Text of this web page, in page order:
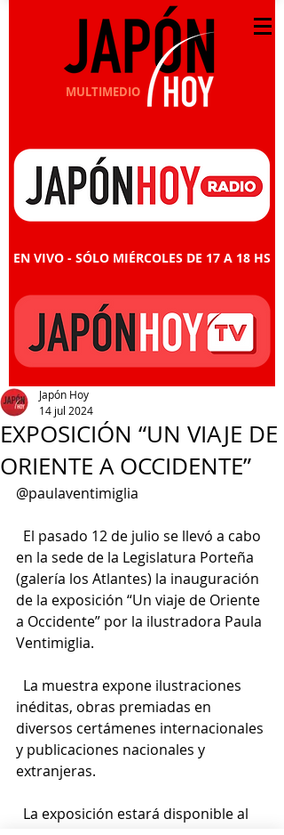
MULTIMEDIO
EN VIVO - SÓLO MIÉRCOLES DE 17 A 18 HS
EXPOSICIÓN “UN VIAJE DE
ORIENTE A OCCIDENTE”
Japón Hoy
14 jul 2024
@paulaventimiglia
El pasado 12 de julio se llevó a cabo
en la sede de la Legislatura Porteña
(galería los Atlantes) la inauguración
de la exposición “Un viaje de Oriente
a Occidente” por la ilustradora Paula
Ventimiglia.
La muestra expone ilustraciones
inéditas, obras premiadas en
diversos certámenes internacionales
y publicaciones nacionales y
extranjeras.
La exposición estará disponible al